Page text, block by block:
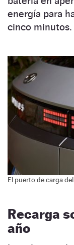
energía para
cinco minutos.
El puerto de carga
Recarga
año